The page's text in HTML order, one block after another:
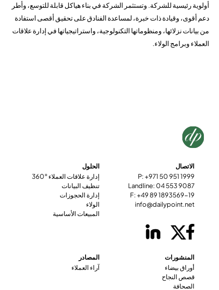
أولوية رئيسية للشركة. وتستثمر الشركة في بناء هياكل قابلة للتوسع، وأطر
دعم أقوى، وقيادة ذات خبرة، لمساعدة الفنادق على تحقيق أقصى استفادة
من بيانات نزلائها، ومنظوماتها التكنولوجية، واستراتيجياتها في إدارة علاقات
العملاء وبرامج الولاء.
الاتصال
P: +971 50 951 1999
Landline: 04 553 9087
F: +49 89 1893569-19
info@dailypoint.net
الحلول
إدارة علاقات العملاء °360
تنظيف البيانات
إدارة الحجوزات
الولاء
المبيعات الأساسية
المنشورات
أوراق بيضاء
قصص النجاح
الصحافة
المصادر
آراء العملاء